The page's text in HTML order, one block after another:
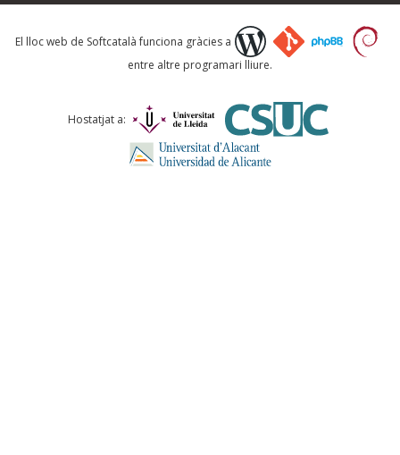
Què proposeu?
Comentari *
El lloc web de Softcatalà funciona gràcies a
entre altre programari lliure.
Hostatjat a: